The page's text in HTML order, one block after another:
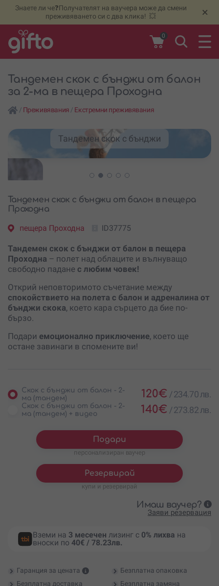
Знаете ли че❓Получателят на ваучера може да смени
преживяването си с два клика! 💥
×
0
Тандемен скок с бънджи от балон
за 2-ма в пещера Проходна
/ Преживявания / Екстремни преживявания
Тандемен скок с бънджи
Тандемен скок с бънджи от балон в пещера
Проходна
пещера Проходна ID37775
Тандемен скок с бънджи от балон в пещера
Проходна – полет над облаците и вълнуващо
свободно падане с любим човек!
Открий неповторимото съчетание между
спокойствието на полета с балон и адреналина от
бънджи скока, което кара сърцето да бие по-
бързо.
Подари емоционално приключение, което ще
остане завинаги в спомените ви!
Скок с бънджи от балон - 2-
ма (тандем)
120€ /234.70 лв.
Скок с бънджи от балон - 2-
ма (тандем) + видео
140€ /273.82 лв.
Подари
персонализиран ваучер
Резервирай
купи и резервирай
Имаш ваучер?
Заяви резервация
Вземи на 3 месечен лизинг с 0% лихва на
вноски по 40€ / 78.23лв.
Гаранция за цената
Безплатна опаковка
Безплатна доставка
Безплатна замяна